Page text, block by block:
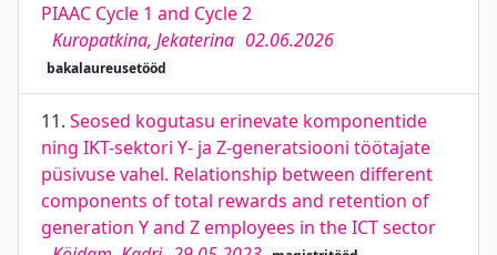
PIAAC Cycle 1 and Cycle 2
Kuropatkina, Jekaterina 02.06.2026
bakalaureusetööd
11. Seosed kogutasu erinevate komponentide
ning IKT-sektori Y- ja Z-generatsiooni töötajate
püsivuse vahel. Relationship between different
components of total rewards and retention of
generation Y and Z employees in the ICT sector